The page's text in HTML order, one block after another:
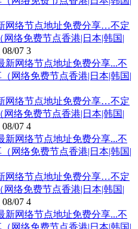
网络节点地址免费分享…不定
络免费节点香港|日本|韩国|
08/07 3
网络节点地址免费分享…不定
络免费节点香港|日本|韩国|
08/07 4
网络节点地址免费分享…不定
络免费节点香港|日本|韩国|
08/07 4